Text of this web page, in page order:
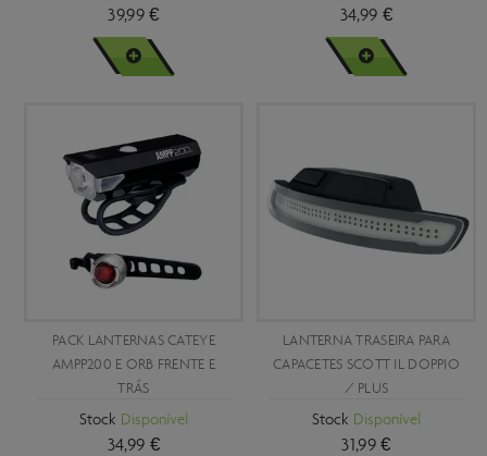
39,99 €
VER MAIS
34,99 €
VER MAIS
PACK LANTERNAS CATEYE
AMPP200 E ORB FRENTE E
TRÁS
Stock Disponível
34,99 €
LANTERNA TRASEIRA PARA
CAPACETES SCOTT IL DOPPIO
/ PLUS
Stock Disponível
31,99 €